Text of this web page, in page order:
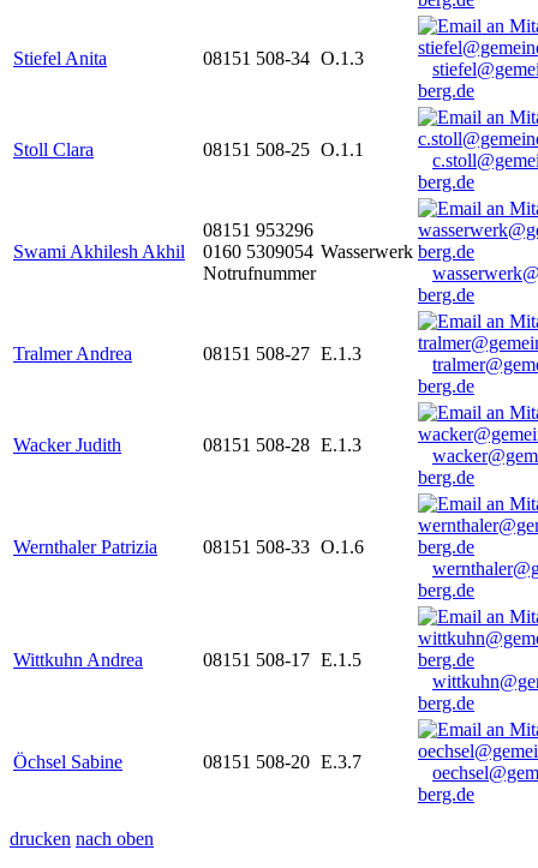
Stiefel Anita 08151 508-34 O.1.3
berg.de
Stoll Clara 08151 508-25 O.1.1
berg.de
Swami Akhilesh Akhil
08151 953296
0160 5309054
Notrufnummer
Wasserwerk
berg.de
Tralmer Andrea 08151 508-27 E.1.3
berg.de
Wacker Judith 08151 508-28 E.1.3
berg.de
Wernthaler Patrizia 08151 508-33 O.1.6
berg.de
Wittkuhn Andrea 08151 508-17 E.1.5
berg.de
Öchsel Sabine 08151 508-20 E.3.7
berg.de
drucken nach oben